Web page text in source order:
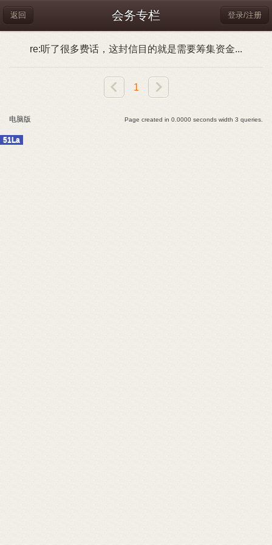
会务专栏
返回 登录/注册
re:听了很多费话，这封信目的就是需要筹集资金...
1
电脑版 Page created in 0.0000 seconds width 3 queries.
51La